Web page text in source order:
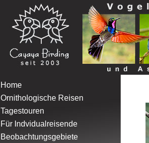
Menu
Home
Ornithologische Reisen
Tagestouren
Für Indvidualreisende
Beobachtungsgebiete